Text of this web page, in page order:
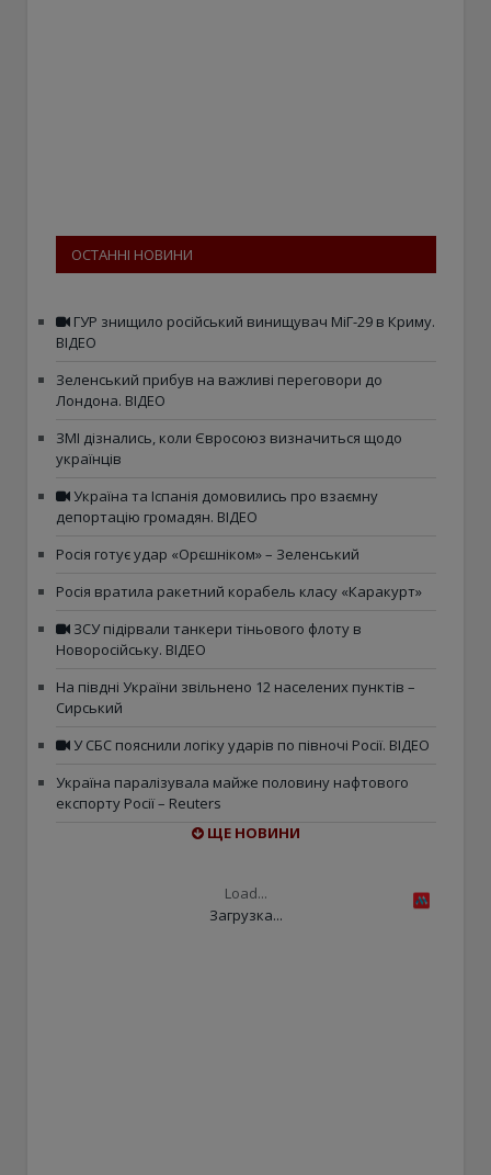
ОСТАННІ НОВИНИ
ГУР знищило російський винищувач МіГ-29 в Криму.
ВІДЕО
Зеленський прибув на важливі переговори до
Лондона. ВІДЕО
ЗМІ дізнались, коли Євросоюз визначиться щодо
українців
Україна та Іспанія домовились про взаємну
депортацію громадян. ВІДЕО
Росія готує удар «Орєшніком» – Зеленський
Росія вратила ракетний корабель класу «Каракурт»
ЗСУ підірвали танкери тіньового флоту в
Новоросійську. ВІДЕО
На півдні України звільнено 12 населених пунктів –
Сирський
У СБС пояснили логіку ударів по півночі Росії. ВІДЕО
Україна паралізувала майже половину нафтового
експорту Росії – Reuters
ЩЕ НОВИНИ
Load...
Загрузка...